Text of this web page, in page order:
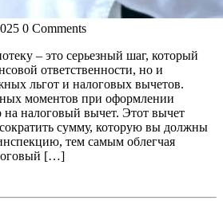
0 Comments
– это серьезный шаг, который
ответственности, но и
льгот и налоговых вычетов.
моментов при оформлении
на налоговый вычет. Этот вычет
сократить сумму, которую вы должны
тем самым облегчая
[…]